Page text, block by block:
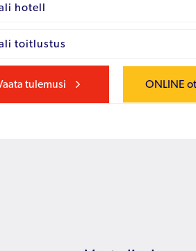
hotell
toitlustus
tulemusi ONLINE